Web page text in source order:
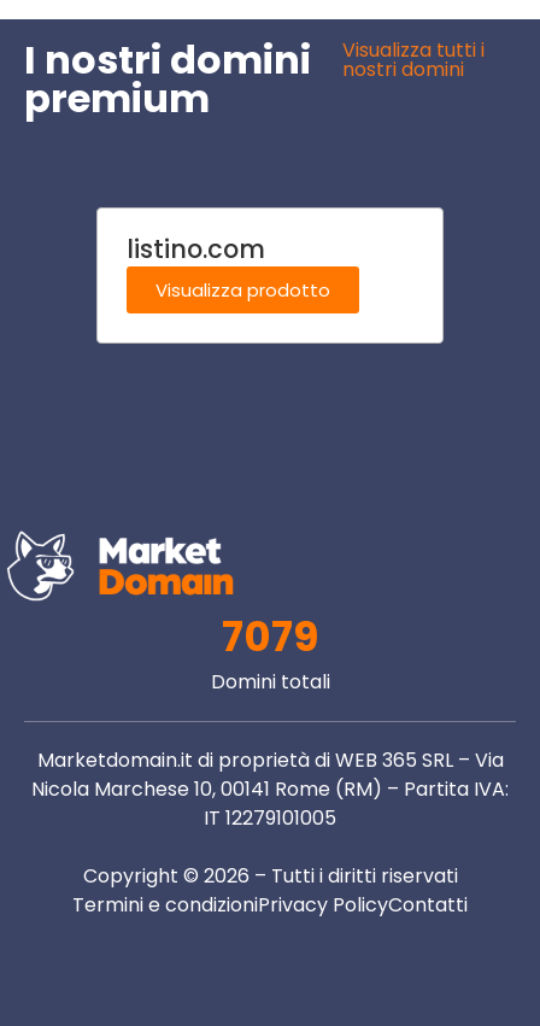
I nostri domini
premium
Visualizza tutti i
nostri domini
listino.com
Visualizza prodotto
7079
Domini totali
Marketdomain.it di proprietà di WEB 365 SRL – Via
Nicola Marchese 10, 00141 Rome (RM) – Partita IVA:
IT 12279101005
Copyright © 2026 – Tutti i diritti riservati
Termini e condizioniPrivacy PolicyContatti